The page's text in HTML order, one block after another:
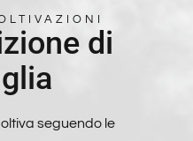
di
seguendo le